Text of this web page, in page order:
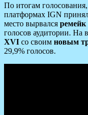
По итогам
платформах IGN
место вырвался ремейк
голосов аудитории. На
XVI со своим новым
29,9% голосов.